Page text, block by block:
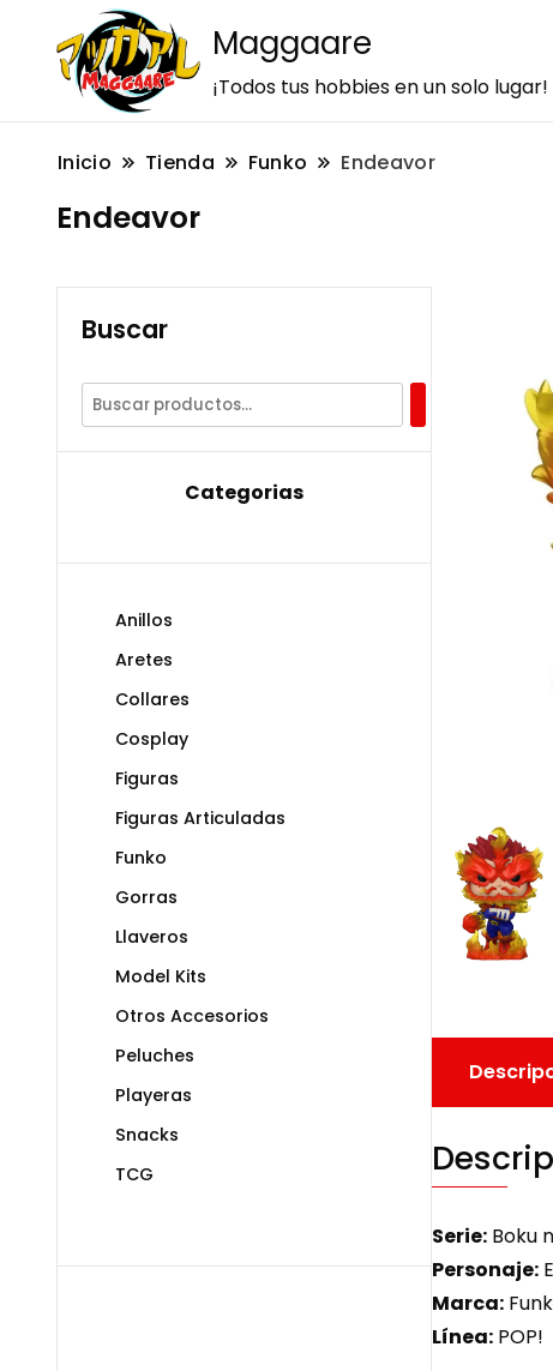
Maggaare
¡Todos tus hobbies en un solo lugar!
Inicio Tienda Funko Endeavor
Endeavor
Serie:Boku
Personaje:
Marca:
Línea:POP!
Buscar
Categorias
Anillos
Aretes
Collares
Cosplay
Figuras
Figuras Articuladas
Funko
Gorras
Llaveros
Model Kits
Otros Accesorios
Peluches
Playeras
Snacks
TCG